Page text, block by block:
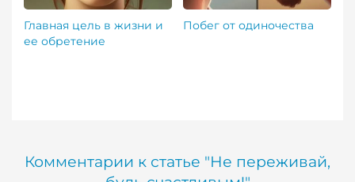
Главная цель в жизни и
ее обретение
Побег от одиночества
Комментарии к статье "Не переживай,